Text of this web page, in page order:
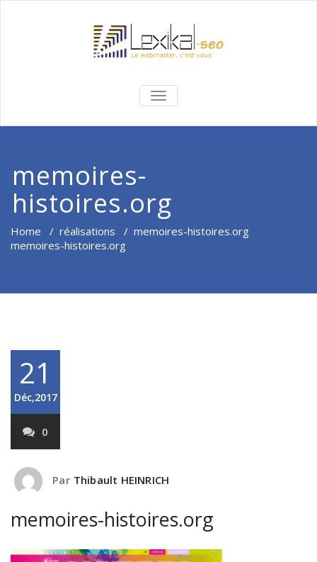
BASCULER
LA
memoires-
histoires.org
Home / réalisations / memoires-histoires.org
memoires-histoires.org
21
Déc,2017
0
Par Thibault HEINRICH
memoires-histoires.org